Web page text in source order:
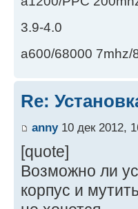
3.9-4.0
a600/68000 7mhz/
Re:
anny10 дек 2012,
[quote]
Возможно ли
корпус и